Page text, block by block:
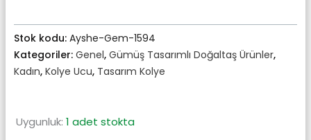
Stok kodu: Ayshe-Gem-1594
Kategoriler: Genel, Gümüş Tasarımlı Doğaltaş Ürünler,
Kadın, Kolye Ucu, Tasarım Kolye
Uygunluk: 1 adet stokta